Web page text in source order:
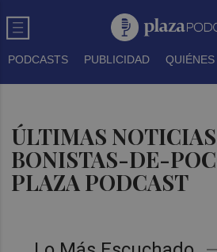
PODCASTS PUBLICIDAD
ÚLTIMAS
BONISTAS-DE-
PLAZA PODCAST